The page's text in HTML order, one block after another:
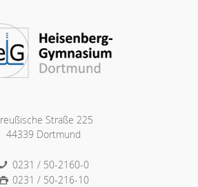
Straße 225
44339 Dortmund
0231 / 50-2160-0
0231 / 50-216-10